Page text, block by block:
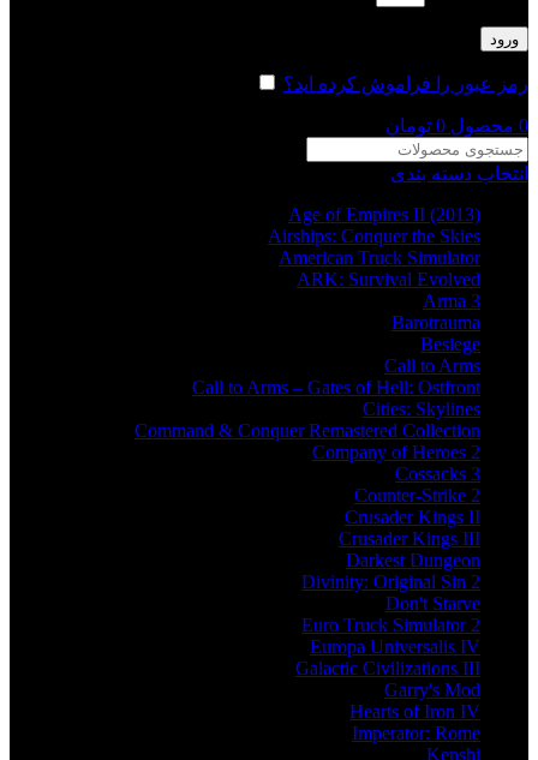
ورود
رمز عبور را فراموش کرده اید؟
0 محصول 0 تومان
انتخاب دسته بندی
Age of Empires II (2013)
Airships: Conquer the Skies
American Truck Simulator
ARK: Survival Evolved
Arma 3
Barotrauma
Besiege
Call to Arms
Call to Arms – Gates of Hell: Ostfront
Cities: Skylines
Command & Conquer Remastered Collection
Company of Heroes 2
Cossacks 3
Counter-Strike 2
Crusader Kings II
Crusader Kings III
Darkest Dungeon
Divinity: Original Sin 2
Don't Starve
Euro Truck Simulator 2
Europa Universalis IV
Galactic Civilizations III
Garry's Mod
Hearts of Iron IV
Imperator: Rome
Kenshi